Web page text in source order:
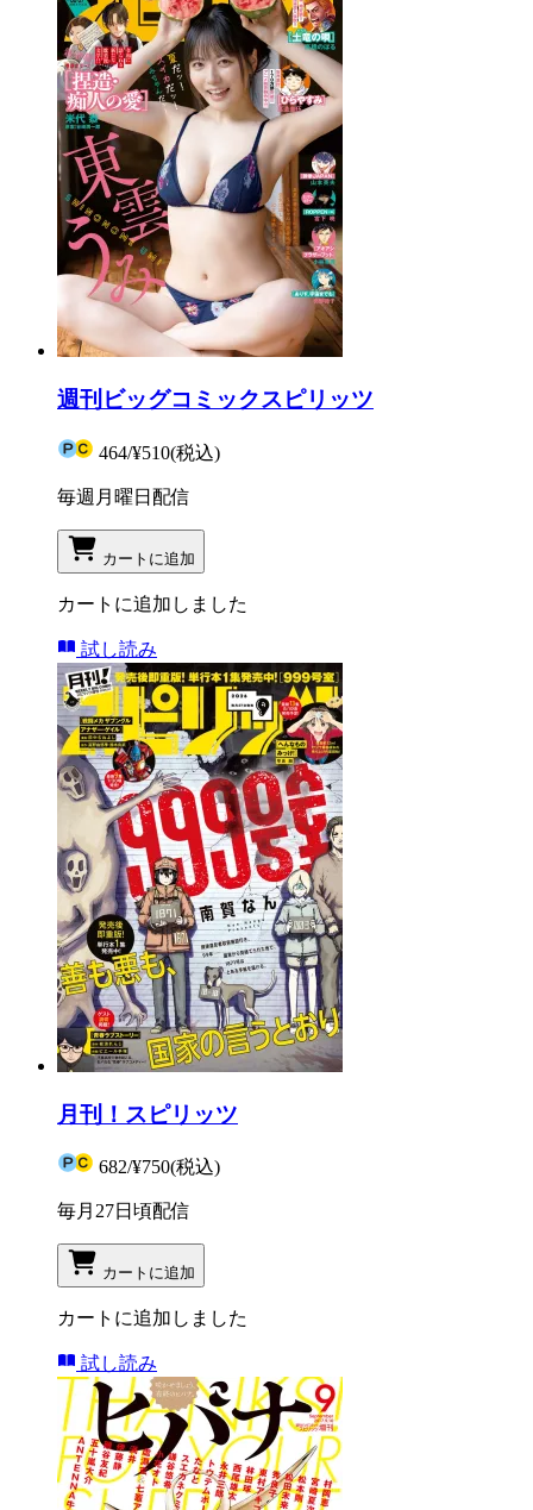
週刊ビッグコミックスピリッツ
464/¥510(税込)
毎週月曜日配信
カートに追加
カートに追加しました
試し読み
月刊！スピリッツ
682/¥750(税込)
毎月27日頃配信
カートに追加
カートに追加しました
試し読み